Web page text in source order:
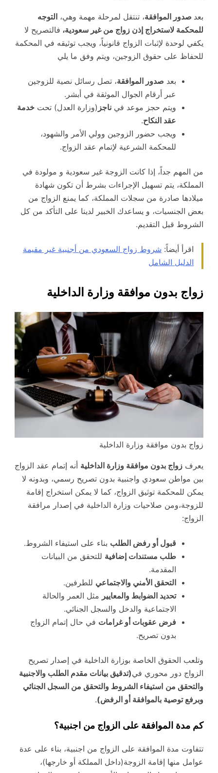
بعد صدور الموافقة، تنتقل لمرحلة مهمة وهي، التوجه
للمحكمة لاستخراج إذن زواج من غير سعودية، فالتصريح لا
يكفي لوحدة لإثبات الزواج قانونياً، ويجب توثيقه في المحكمة
للحفاظ على حقوق الزوجين، ويتم وفق ما يلي
بعد صدور الموافقة، تصل رسائل نصية للزوجين
عبر أرقام الجوال الموثقة في أبشر.
ويتم حجز موعد في ناجز (وزارة العدل) تحت خدمة
عقد النكاح.
ويجب حضور الزوجين وولي الأمر والشهود،
للمحكمة الشرعية لإتمام عقد الزواج.
من المهم جداً، إذا كانت الزوجة غير سعودية و مولودة في
المملكة، يتم تسهيل الإجراءات بشرط أن تكون شهادة
ميلادها صادرة من سجلات المملكة، كما يمنع الزواج من
بعض الجنسيات، و يساعدك الخبير لدينا على التأكد من كل
الشروط قبل التقديم.
اقرأ أيضاً: شروط زواج السعودي من أجنبية غير مقيمة
الدليل الشامل
زواج بدون موافقة وزارة الداخلية
زواج بدون موافقة وزارة الداخلية
يعرف زواج بدون موافقة وزارة الداخلية أنه إتمام عقد الزواج
بين مواطن سعودي واجنبية بدون تصريح رسمي، وبدونه لا
يمكن للمحكمة توثيق الزواج، كما لا يمكن استخراج إقامة
للزوجة،ومن صلاحيات وزارة الداخلية في إصدار مرافقة
الزواج:
قبول أو رفض الطلب بناء على استيفاء الشروط.
طلب مستندات إضافية للتحقق من البيانات
المقدمة.
التحقق الأمني والاجتماعي للطرفين.
تحديد الضوابط والمعايير مثل العمر والحالة
الاجتماعية والدخل والسجل الجنائي.
فرض عقوبات أو غرامات في حال إتمام الزواج
بدون تصريح.
وتلعب الحقوق الخاصة بوزارة الداخلية في إصدار تصريح
الزواج دور محوري في(تدقيق بيانات مقدم الطلب والاجنبية
والتحقق من استيفاء الشروط والتحقق من السجل الجنائي
وبرفع توصية بالموافقة أو الرفض).
كم مدة الموافقة على الزواج من اجنبية؟
تتفاوت مدة الموافقة على الزواج من اجنبية، بناء على عدة
عوامل منها إقامة الزوجة(داخل المملكة أو خارجها)،